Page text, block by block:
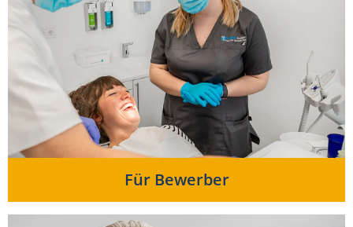
Für Bewerber